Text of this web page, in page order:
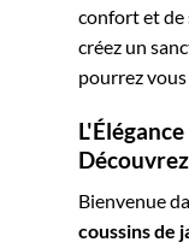
confort et de
créez un
pourrez
Bienvenue
coussins de